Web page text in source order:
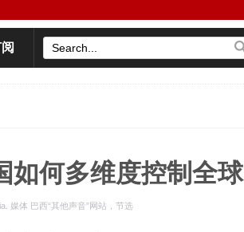
如何多维度控制全球
媒体 巴西“其他声音”网站，节选